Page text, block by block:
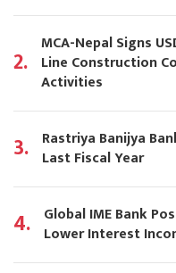
2.
MCA-Nepal Signs
Line Construction
Activities
3. Rastriya Banijya
Last Fiscal Year
4. Global IME Bank
Lower Interest